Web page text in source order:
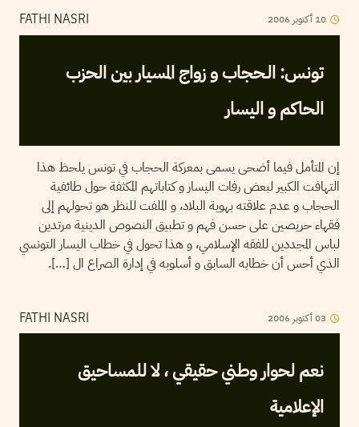
FATHI NASRI 10 أكتوبر 2006
تونس: الـحجاب و زواج المسيار بين الحزب
الحاكم و اليسار
إن المتأمل فيما أضحى يسمى بمعركة الحجاب في تونس يلحظ هذا
التهافت الكبير لبعض رفات اليسار و كتاباتهم المكثفة حول طائفية
الحجاب و عدم علاقته بهوية البلاد، و الملفت للنظر هو تحولهم إلى
فقهاء حريصين على حسن فهم و تطبيق النصوص الدينية مرتدين
لباس المجددين للفقه الإسلامي، و هذا تحول في خطاب اليسار التونسي
الذي أحس أن خطابه السابق و أسلوبه في إدارة الصراع ال […].
FATHI NASRI 03أكتوبر 2006
نعم لحوار وطني حقيقي ، لا للمساحيق
الإعلامية